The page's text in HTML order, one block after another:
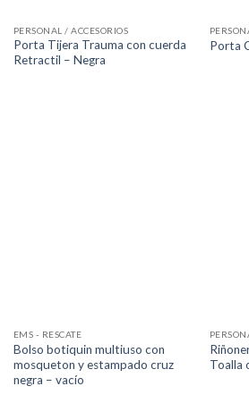
PERSONAL / ACCESORIOS
Porta Tijera Trauma con cuerda
Retractil – Negra
Porta
EMS - RESCATE
Bolso botiquin multiuso con
mosqueton y estampado cruz
negra – vacío
Toalla